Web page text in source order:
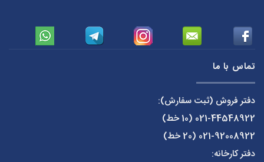
تماس با ما
دفتر فروش (ثبت سفارش):
021-44548922 (10 خط)
021-92008922 (20 خط)
دفتر کارخانه: